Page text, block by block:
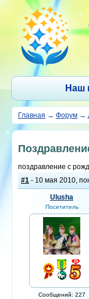
Наш
Главная → Форум →
поздравление с
#1 - 10 мая 2010,
Ulusha
Посетитель
Сообщений: 227